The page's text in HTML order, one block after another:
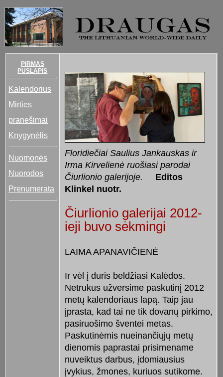
PIRMAS
PUSLAPIS
Kalendorius
Mirties
pranešimai
Knygynėlis
Nuomonės
Nuorodos
Prenumerata
Floridiečiai Saulius Jankauskas ir
Irma Kirvelienė ruošiasi parodai
Čiurlionio galerijoje.
Editos
Klinkel nuotr.
Čiurlionio galerijai 2012-
ieji buvo sėkmingi
LAIMA APANAVIČIENĖ
Ir vėl į duris beldžiasi Kalėdos.
Netrukus užversime paskutinį 2012
metų kalendoriaus lapą. Taip jau
įprasta, kad tai ne tik dovanų pirkimo,
pasiruošimo šventei metas.
Paskutinėmis nueinančiųjų metų
dienomis paprastai prisimename
nuveiktus darbus, įdomiausius
įvykius, žmones, kuriuos sutikome.